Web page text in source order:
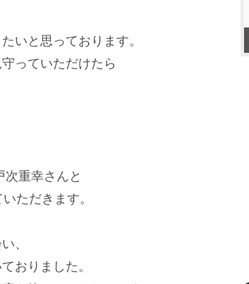
いと思っております。
っていただけたら
重幸さんと
ただきます。
、
おりました。